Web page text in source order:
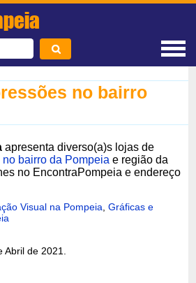
no bairro
apresenta diverso(a)s lojas de
bairro da Pompeia e região da
no EncontraPompeia e endereço
Visual na Pompeia ,Gráficas e
de 2021.